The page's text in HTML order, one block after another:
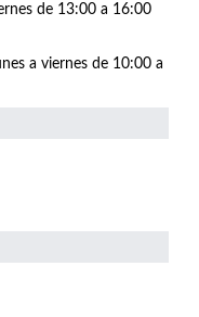
de 13:00 a 16:00
a viernes de 10:00 a